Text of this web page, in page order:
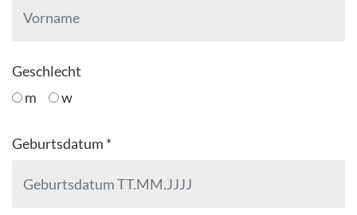
Geschlecht
m
w
Geburtsdatum *